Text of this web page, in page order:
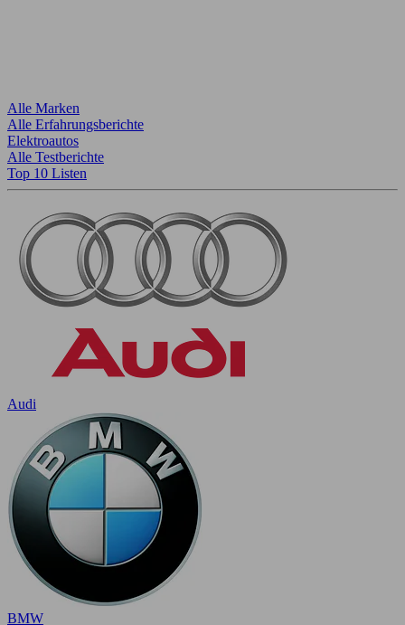
Alle Marken
Alle Erfahrungsberichte
Elektroautos
Alle Testberichte
Top 10 Listen
Audi
BMW